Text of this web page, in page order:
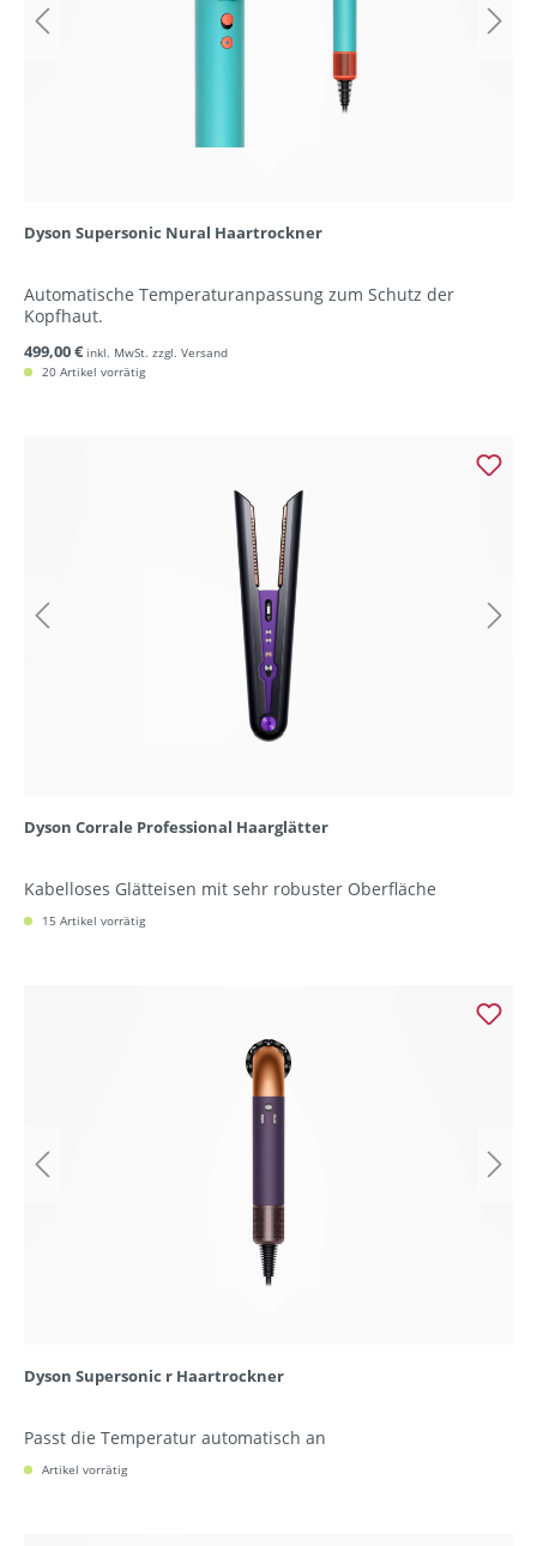
Dyson Supersonic Nural Haartrockner
Automatische Temperaturanpassung zum Schutz der
Kopfhaut.
499,00 € inkl. MwSt. zzgl. Versand
20 Artikel vorrätig
Dyson Corrale Professional Haarglätter
Kabelloses Glätteisen mit sehr robuster Oberfläche
15 Artikel vorrätig
Dyson Supersonic r Haartrockner
Passt die Temperatur automatisch an
Artikel vorrätig